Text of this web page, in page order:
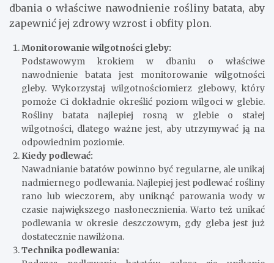
dbania o właściwe nawodnienie rośliny batata, aby
zapewnić jej zdrowy wzrost i obfity plon.
Monitorowanie wilgotności gleby:
Podstawowym krokiem w dbaniu o właściwe
nawodnienie batata jest monitorowanie wilgotności
gleby. Wykorzystaj wilgotnościomierz glebowy, który
pomoże Ci dokładnie określić poziom wilgoci w glebie.
Rośliny batata najlepiej rosną w glebie o stałej
wilgotności, dlatego ważne jest, aby utrzymywać ją na
odpowiednim poziomie.
Kiedy podlewać:
Nawadnianie batatów powinno być regularne, ale unikaj
nadmiernego podlewania. Najlepiej jest podlewać rośliny
rano lub wieczorem, aby uniknąć parowania wody w
czasie największego nasłonecznienia. Warto też unikać
podlewania w okresie deszczowym, gdy gleba jest już
dostatecznie nawilżona.
Technika podlewania: